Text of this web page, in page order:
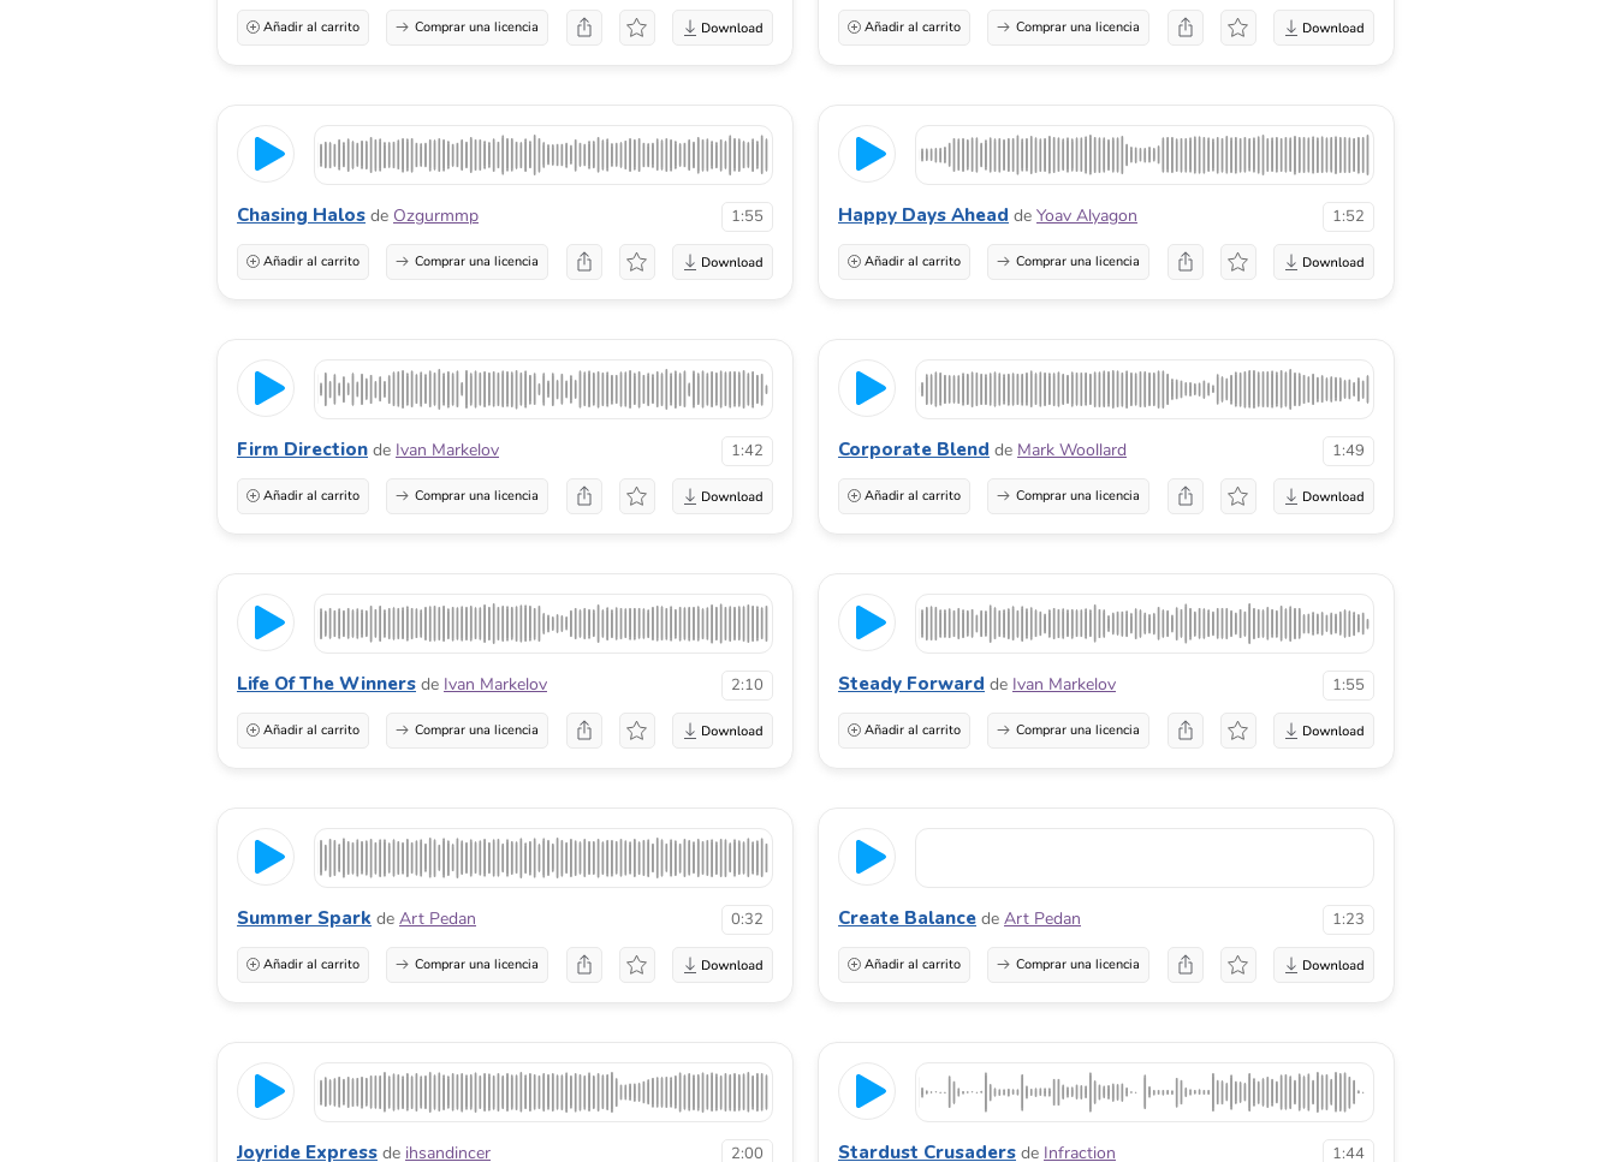
Añadir al carrito Comprar una licencia Añadir al carrito Comprar una licencia
Chasing Halos de Ozgurmmp 1:55
Añadir al carrito Comprar una licencia
Happy Days Ahead de Yoav Alyagon 1:52
Añadir al carrito Comprar una licencia
Firm Direction de Ivan Markelov 1:42
Añadir al carrito Comprar una licencia
Corporate Blend de Mark Woollard 1:49
Añadir al carrito Comprar una licencia
Life Of The Winners de Ivan Markelov 2:10
Añadir al carrito Comprar una licencia
Steady Forward de Ivan Markelov 1:55
Añadir al carrito Comprar una licencia
Summer Spark de Art Pedan 0:32
Añadir al carrito Comprar una licencia
Create Balance de Art Pedan 1:23
Añadir al carrito Comprar una licencia
Joyride Express de ihsandincer 2:00 Stardust Crusaders de Infraction 1:44